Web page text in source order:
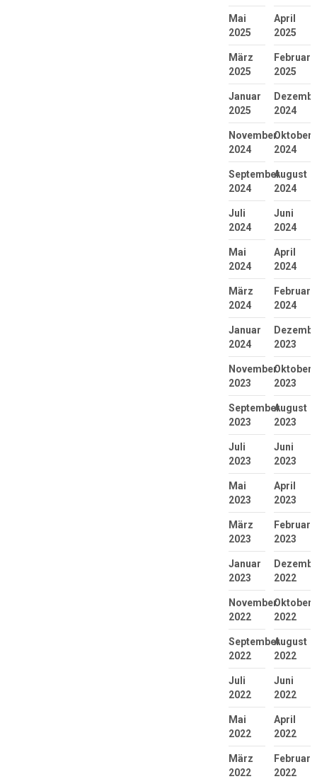
Mai
2025
April
2025
März
2025
Februar
2025
Januar
2025
2024
November
2024
Oktober
2024
September
2024
August
2024
Juli
2024
Juni
2024
Mai
2024
April
2024
März
2024
Februar
2024
Januar
2024
2023
November
2023
Oktober
2023
September
2023
August
2023
Juli
2023
Juni
2023
Mai
2023
April
2023
März
2023
Februar
2023
Januar
2023
2022
November
2022
Oktober
2022
September
2022
August
2022
Juli
2022
Juni
2022
Mai
2022
April
2022
März
2022
Februar
2022